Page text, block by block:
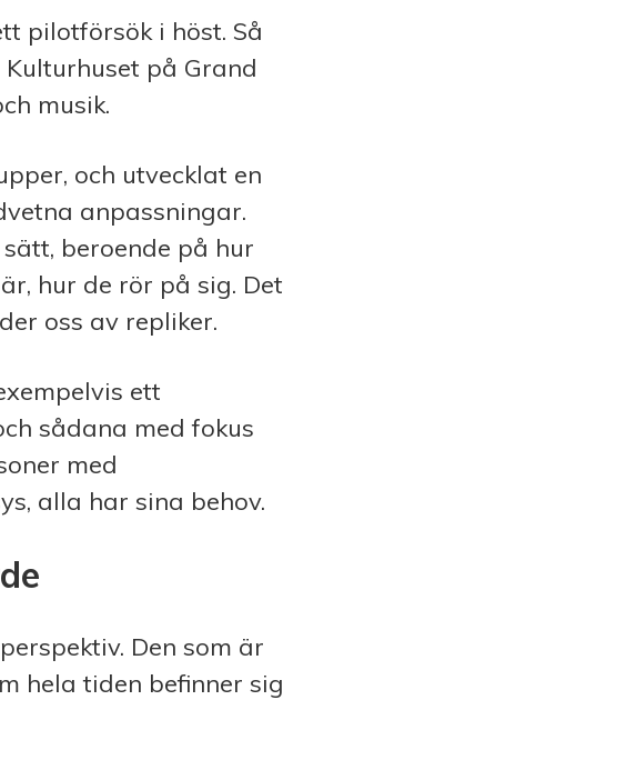
pilotförsök i höst. Så
på Grand
musik.
och utvecklat en
anpassningar.
beroende på hur
hur de rör på sig. Det
oss av repliker.
ett
sådana med fokus
med
alla har sina behov.
Den som är
hela tiden befinner sig